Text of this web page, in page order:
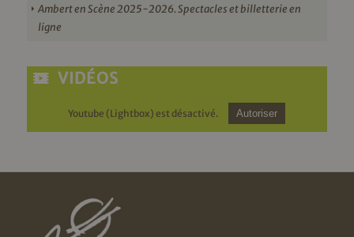
Ambert en Scène 2025-2026. Spectacles et billetterie en
ligne
VIDÉOS
Youtube (Lightbox) est désactivé. Autoriser